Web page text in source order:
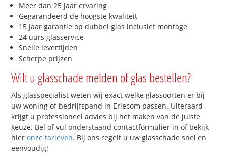
Meer dan 25 jaar ervaring
Gegarandeerd de hoogste kwaliteit
15 jaar garantie op dubbel glas inclusief montage
24 uurs glasservice
Snelle levertijden
Scherpe prijzen
Wilt u glasschade melden of glas bestellen?
Als glasspecialist weten wij exact welke glassoorten er bij
uw woning of bedrijfspand in Erlecom passen. Uiteraard
krijgt u professioneel advies bij het maken van de juiste
keuze. Bel of vul onderstaand contactformulier in of bekijk
hieronze tarieven. Bij ons regelt u uw glasschade snel en
eenvoudig!